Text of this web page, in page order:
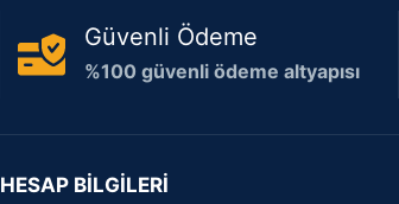
Güvenli Ödeme
%100 güvenli ödeme altyapısı
HESAP BİLGİLERİ